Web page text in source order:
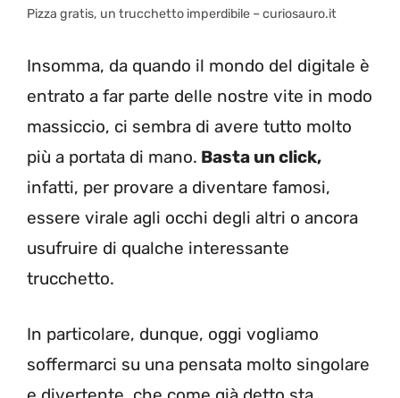
Pizza gratis, un trucchetto imperdibile – curiosauro.it
Insomma, da quando il mondo del digitale è
entrato a far parte delle nostre vite in modo
massiccio, ci sembra di avere tutto molto
più a portata di mano. Basta un click,
infatti, per provare a diventare famosi,
essere virale agli occhi degli altri o ancora
usufruire di qualche interessante
trucchetto.
In particolare, dunque, oggi vogliamo
soffermarci su una pensata molto singolare